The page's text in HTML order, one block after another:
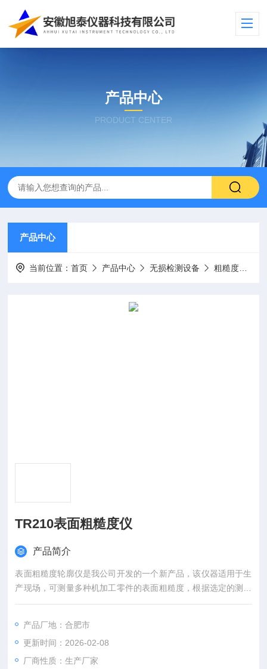
产品中心
PRODUCT CENTER
产品中心
当前位置：首页 产品中心 无损检测设备 粗糙度仪
TR210表面粗糙度仪
产品简介
表面粗糙度轮廓仪是我公司开发的一个新产品，该仪器适用于生
产现场，可测量多种机加工零件的表面粗糙度，根据选定的测量
条件计算相应的参数，在液晶显示器上清晰地显示出全部测量参
产品厂地：合肥市
更新时间：2026-02-08
厂商性质：生产厂家